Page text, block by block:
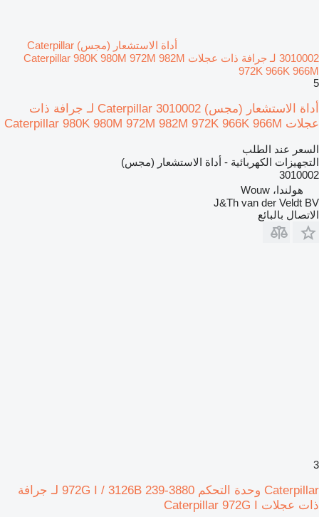
أداة الاستشعار (مجس) Caterpillar
3010002 لـ جرافة ذات عجلات Caterpillar 980K 980M 972M 982M
972K 966K 966M
5
أداة الاستشعار (مجس) Caterpillar 3010002 لـ جرافة ذات
عجلات Caterpillar 980K 980M 972M 982M 972K 966K 966M
السعر عند الطلب
التجهيزات الكهربائية - أداة الاستشعار (مجس)
3010002
هولندا، Wouw
J&Th van der Veldt BV
الاتصال بالبائع
3
Caterpillar وحدة التحكم 972G I / 3126B 239-3880 لـ جرافة
ذات عجلات Caterpillar 972G I